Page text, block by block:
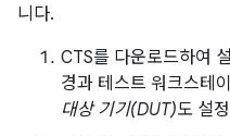
니다.
CTS를 다운로드하여
경과 테스트 워크스테
대상 기기(DUT)도 설